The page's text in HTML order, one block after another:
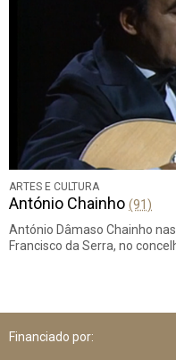
ARTES E CULTURA
António Chainho (91)
António Dâmaso Chainho
Francisco da Serra, no
Financiado por: